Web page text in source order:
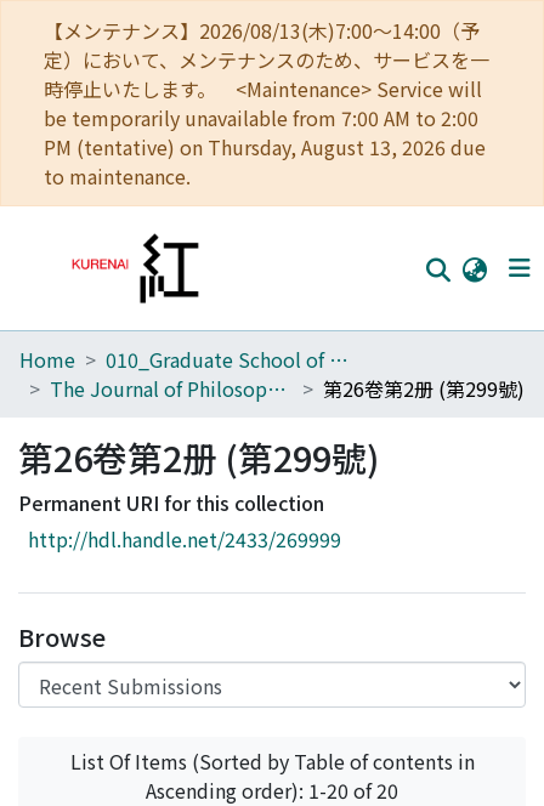
【メンテナンス】2026/08/13(木)7:00～14:00（予
定）において、メンテナンスのため、サービスを一
時停止いたします。 <Maintenance> Service will
be temporarily unavailable from 7:00 AM to 2:00
PM (tentative) on Thursday, August 13, 2026 due
to maintenance.
Home
Browse
Download Ranking
Access Statistics
Home
010_Graduate School of Letters
The Journal of Philosophical Studies
第26卷第2册 (第299號)
第26卷第2册 (第299號)
Permanent URI for this collection
http://hdl.handle.net/2433/269999
Browse
List Of Items (Sorted by Table of contents in
Ascending order): 1-20 of 20